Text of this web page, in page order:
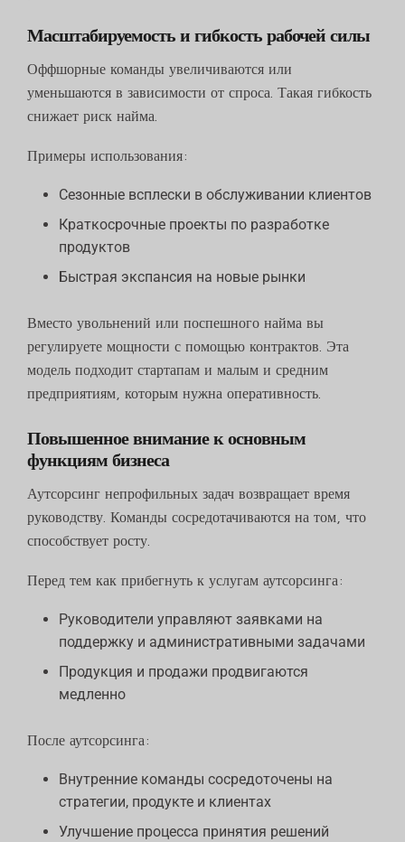
Масштабируемость и гибкость рабочей силы
Оффшорные команды увеличиваются или
уменьшаются в зависимости от спроса. Такая гибкость
снижает риск найма.
Примеры использования:
Сезонные всплески в обслуживании клиентов
Краткосрочные проекты по разработке
продуктов
Быстрая экспансия на новые рынки
Вместо увольнений или поспешного найма вы
регулируете мощности с помощью контрактов. Эта
модель подходит стартапам и малым и средним
предприятиям, которым нужна оперативность.
Повышенное внимание к основным
функциям бизнеса
Аутсорсинг непрофильных задач возвращает время
руководству. Команды сосредотачиваются на том, что
способствует росту.
Перед тем как прибегнуть к услугам аутсорсинга:
Руководители управляют заявками на
поддержку и административными задачами
Продукция и продажи продвигаются
медленно
После аутсорсинга:
Внутренние команды сосредоточены на
стратегии, продукте и клиентах
Улучшение процесса принятия решений